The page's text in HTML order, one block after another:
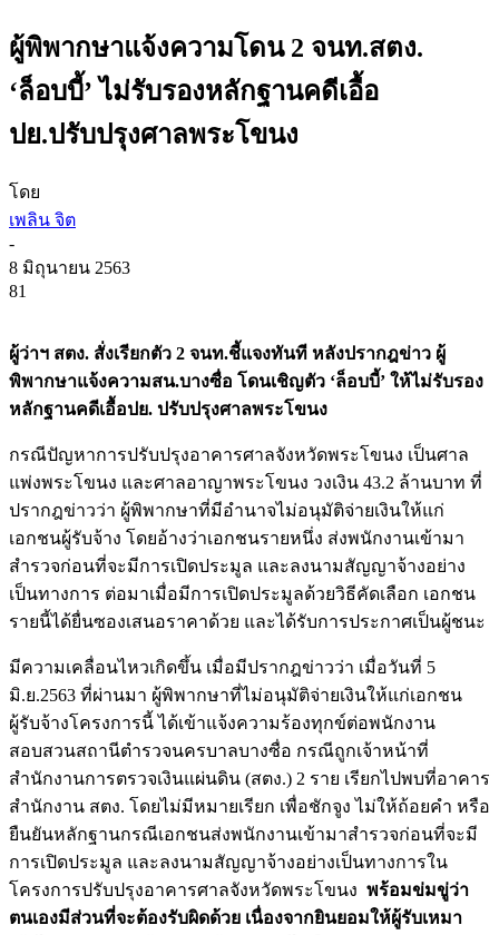
ผู้พิพากษาแจ้งความโดน 2 จนท.สตง.
‘ล็อบบี้’ ไม่รับรองหลักฐานคดีเอื้อ
ปย.ปรับปรุงศาลพระโขนง
โดย
เพลิน จิต
-
8 มิถุนายน 2563
81
ผู้ว่าฯ สตง. สั่งเรียกตัว 2 จนท.ชี้แจงทันที หลังปรากฎข่าว ผู้
พิพากษาแจ้งความสน.บางซื่อ โดนเชิญตัว ‘ล็อบบี้’ ให้ไม่รับรอง
หลักฐานคดีเอื้อปย. ปรับปรุงศาลพระโขนง
กรณีปัญหาการปรับปรุงอาคารศาลจังหวัดพระโขนง เป็นศาล
แพ่งพระโขนง และศาลอาญาพระโขนง วงเงิน 43.2 ล้านบาท ที่
ปรากฎข่าวว่า ผู้พิพากษาที่มีอำนาจไม่อนุมัติจ่ายเงินให้แก่
เอกชนผู้รับจ้าง โดยอ้างว่าเอกชนรายหนึ่ง ส่งพนักงานเข้ามา
สำรวจก่อนที่จะมีการเปิดประมูล และลงนามสัญญาจ้างอย่าง
เป็นทางการ ต่อมาเมื่อมีการเปิดประมูลด้วยวิธีคัดเลือก เอกชน
รายนี้ได้ยื่นซองเสนอราคาด้วย และได้รับการประกาศเป็นผู้ชนะ
มีความเคลื่อนไหวเกิดขึ้น เมื่อมีปรากฎข่าวว่า เมื่อวันที่ 5
มิ.ย.2563 ที่ผ่านมา ผู้พิพากษาที่ไม่อนุมัติจ่ายเงินให้แก่เอกชน
ผู้รับจ้างโครงการนี้ ได้เข้าแจ้งความร้องทุกข์ต่อพนักงาน
สอบสวนสถานีตำรวจนครบาลบางซื่อ กรณีถูกเจ้าหน้าที่
สำนักงานการตรวจเงินแผ่นดิน (สตง.) 2 ราย เรียกไปพบที่อาคาร
สำนักงาน สตง. โดยไม่มีหมายเรียก เพื่อชักจูง ไม่ให้ถ้อยคำ หรือ
ยืนยันหลักฐานกรณีเอกชนส่งพนักงานเข้ามาสำรวจก่อนที่จะมี
การเปิดประมูล และลงนามสัญญาจ้างอย่างเป็นทางการใน
โครงการปรับปรุงอาคารศาลจังหวัดพระโขนง พร้อมข่มขู่ว่า
ตนเองมีส่วนที่จะต้องรับผิดด้วย เนื่องจากยินยอมให้ผู้รับเหมา